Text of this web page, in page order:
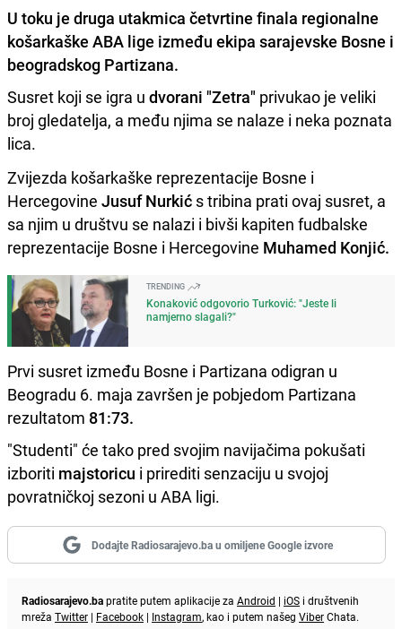
U toku je druga utakmica četvrtine finala regionalne
košarkaške ABA lige između ekipa sarajevske Bosne i
beogradskog Partizana.
Susret koji se igra u dvorani "Zetra" privukao je veliki
broj gledatelja, a među njima se nalaze i neka poznata
lica.
Zvijezda košarkaške reprezentacije Bosne i
Hercegovine Jusuf Nurkić s tribina prati ovaj susret, a
sa njim u društvu se nalazi i bivši kapiten fudbalske
reprezentacije Bosne i Hercegovine Muhamed Konjić.
TRENDING
Konaković odgovorio Turković: "Jeste li
namjerno slagali?"
Prvi susret između Bosne i Partizana odigran u
Beogradu 6. maja završen je pobjedom Partizana
rezultatom 81:73.
"Studenti" će tako pred svojim navijačima pokušati
izboriti majstoricu i prirediti senzaciju u svojoj
povratničkoj sezoni u ABA ligi.
Dodajte Radiosarajevo.ba u omiljene Google izvore
Radiosarajevo.bapratite putem aplikacije za Android | iOS i društvenih
mreža Twitter | Facebook | Instagram, kao i putem našeg ViberChata.